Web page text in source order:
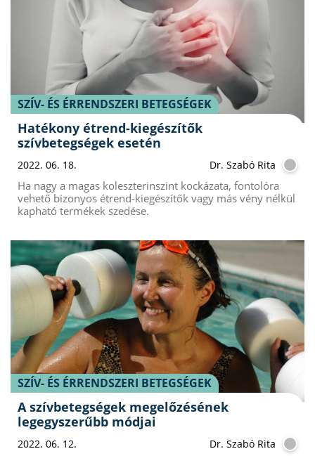
SZÍV- ÉS ÉRRENDSZERI BETEGSÉGEK
Hatékony étrend-kiegészítők
szívbetegségek esetén
2022. 06. 18. Dr. Szabó Rita
Ha nagy a magas koleszterinszint kockázata, fontolóra
vehető bizonyos étrend-kiegészítők vagy más vény nélkül
kapható termékek szedése.
SZÍV- ÉS ÉRRENDSZERI BETEGSÉGEK
A szívbetegségek megelőzésének
legegyszerűbb módjai
2022. 06. 12. Dr. Szabó Rita